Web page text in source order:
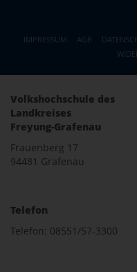
IMPRESSUM AGB
Volkshochschule des
Landkreises
Freyung-Grafenau
Frauenberg 17
94481 Grafenau
Telefon
Telefon: 08551/57-3300